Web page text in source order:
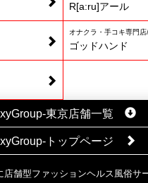
R[a:ru]アール
オナクラ・手コキ専門店/
ゴッドハンド
東京店舗一覧
トップページ
舗型ファッションヘルス風俗サ